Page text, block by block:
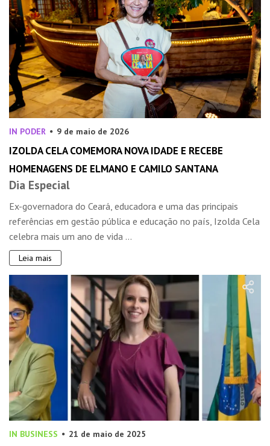
IN PODER 9 de maio de 2026
IZOLDA CELA COMEMORA NOVA IDADE E RECEBE
HOMENAGENS DE ELMANO E CAMILO SANTANA
Dia Especial
Ex-governadora do Ceará, educadora e uma das principais
referências em gestão pública e educação no país, Izolda Cela
celebra mais um ano de vida ...
Leia mais
IN BUSINESS 21 de maio de 2025